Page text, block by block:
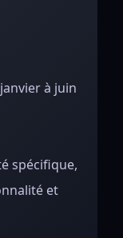
à juin
spécifique,
et